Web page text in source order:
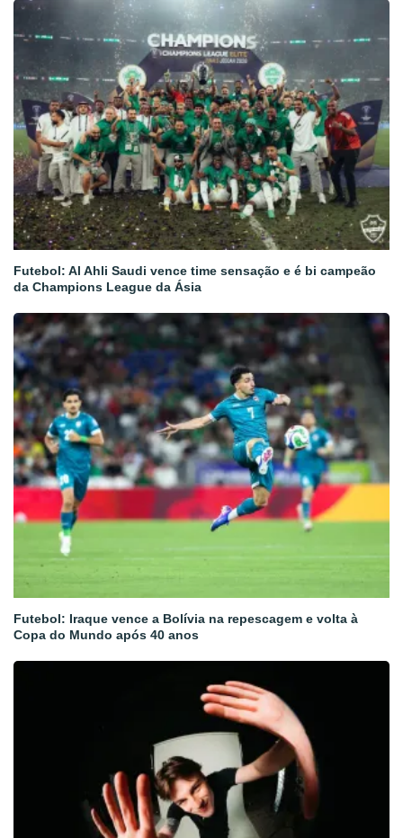
Futebol: Al Ahli Saudi vence time sensação e é bi campeão
da Champions League da Ásia
Futebol: Iraque vence a Bolívia na repescagem e volta à
Copa do Mundo após 40 anos